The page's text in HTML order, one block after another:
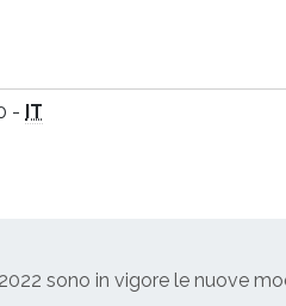
- IT
sono in vigore le nuove